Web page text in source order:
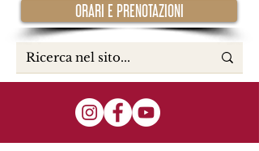
ORARI E PRENOTAZIONI